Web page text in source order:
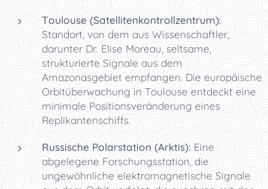
Toulouse (Satellitenkontrollzentrum):
Standort, von dem aus Wissenschaftler,
darunter Dr. Elise Moreau, seltsame,
strukturierte Signale aus dem
Amazonasgebiet empfangen. Die europäische
Orbitüberwachung in Toulouse entdeckt eine
minimale Positionsveränderung eines
Replikantenschiffs.
Russische Polarstation (Arktis): Eine
abgelegene Forschungsstation, die
ungewöhnliche elektromagnetische Signale